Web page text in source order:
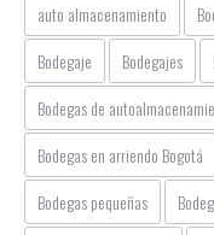
auto almacenamiento
Bodegaje
Bodegajes
Bodegas de
Bodegas en arriendo Bogotá
Bodegas pequeñas